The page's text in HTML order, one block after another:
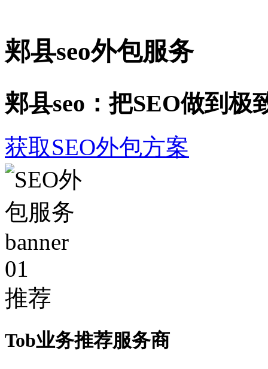
郏县seo外包服务
郏县seo：把SEO做到极
获取SEO外包方案
01
推荐
Tob业务推荐服务商